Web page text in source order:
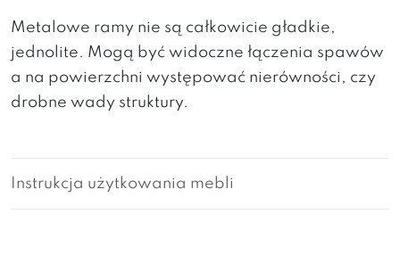
Metalowe ramy nie są całkowicie gładkie,
jednolite. Mogą być widoczne łączenia spawów
a na powierzchni występować nierówności, czy
drobne wady struktury.
Instrukcja użytkowania mebli